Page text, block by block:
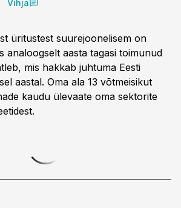
Vihja
üritustest suurejoonelisem on
analoogselt aasta tagasi toimunud
mis hakkab juhtuma Eesti
aastal. Oma ala 13 võtmeisikut
kaudu ülevaate oma sektorite